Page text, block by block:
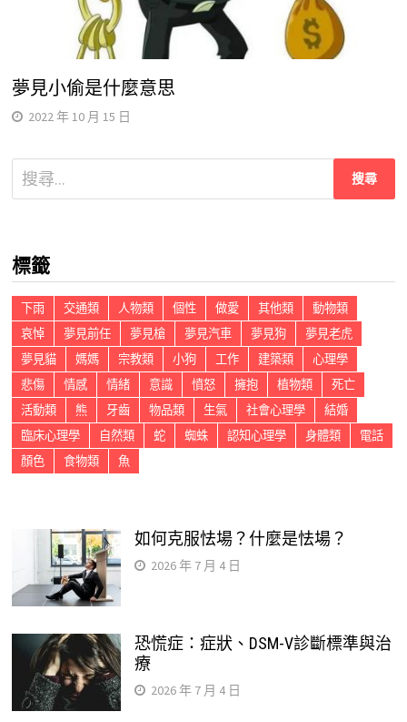
夢見小偷是什麼意思
2022 年 10 月 15 日
搜
尋
字:
標籤
下雨 交通類 人物類 個性 做愛 其他類
動物類
哀悼
夢見前任 夢見槍 夢見汽車 夢見狗
夢見老虎
夢見貓
媽媽 宗教類 小狗 工作 建築類
心理學
悲傷
情感 情緒 意識 憤怒 擁抱 植物類
死亡
活動類
熊 牙齒 物品類 生氣 社會心理學
結婚
臨床心理學
自然類 蛇 蜘蛛 認知心理學 身體類
電話
顏色
食物類 魚
如何克服怯場？什麼是怯場？
2026 年 7 月 4 日
恐慌症：症狀、DSM-V診斷標準與治
療
2026 年 7 月 4 日